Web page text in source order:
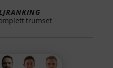
trumset